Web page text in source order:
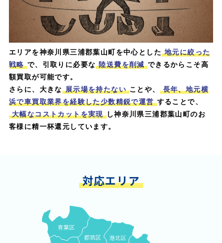
エリアを神奈川県三浦郡葉山町を中心とした 地元に絞った
戦略 で、引取りに必要な 陸送費を削減 できるからこそ高
額買取が可能です。
さらに、大きな 展示場を持たない ことや、
長年、地元横
浜で車買取業界を経験した少数精鋭で運営 することで、
大幅なコストカットを実現 し神奈川県三浦郡葉山町のお
客様に精一杯還元しています。
対応エリア